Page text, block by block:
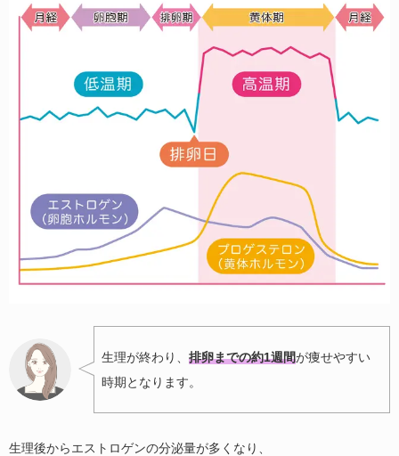
生理が終わり、 排卵までの約1週間が痩せやすい
時期となります。
生理後からエストロゲンの分泌量が多くなり、